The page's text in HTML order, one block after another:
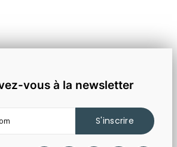
vous à la newsletter
S'inscrire